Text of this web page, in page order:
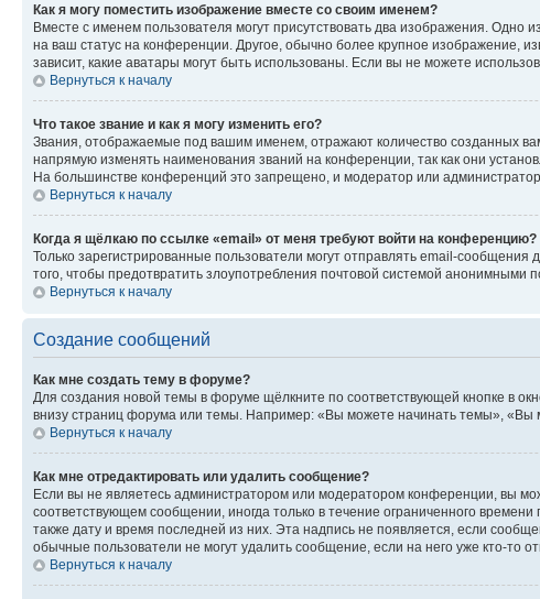
Как я могу поместить изображение вместе со своим именем?
Вместе с именем пользователя могут присутствовать два изображения. Одно
на ваш статус на конференции. Другое, обычно более крупное изображение,
зависит, какие аватары могут быть использованы. Если вы не можете
Вернуться к началу
Что такое звание и как я могу изменить его?
Звания, отображаемые под вашим именем, отражают количество созданных
напрямую изменять наименования званий на конференции, так как они
На большинстве конференций это запрещено, и модератор или
Вернуться к началу
Когда я щёлкаю по ссылке «email» от меня требуют войти на конференцию?
Только зарегистрированные пользователи могут отправлять email-
того, чтобы предотвратить злоупотребления почтовой системой анонимными
Вернуться к началу
Создание сообщений
Как мне создать тему в форуме?
Для создания новой темы в форуме щёлкните по соответствующей кнопке в
внизу страниц форума или темы. Например: «Вы можете начинать темы», «Вы
Вернуться к началу
Как мне отредактировать или удалить сообщение?
Если вы не являетесь администратором или модератором конференции, вы
соответствующем сообщении, иногда только в течение ограниченного
также дату и время последней из них. Эта надпись не появляется, если
обычные пользователи не могут удалить сообщение, если на него уже кто-то
Вернуться к началу